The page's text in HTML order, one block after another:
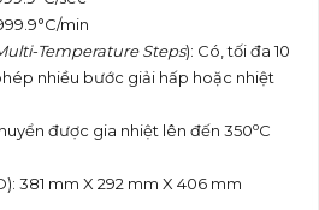
min
Temperature Steps): Có, tối đa 10
nhiều bước giải hấp hoặc nhiệt
được gia nhiệt lên đến 350oC
381 mm X 292 mm X 406 mm